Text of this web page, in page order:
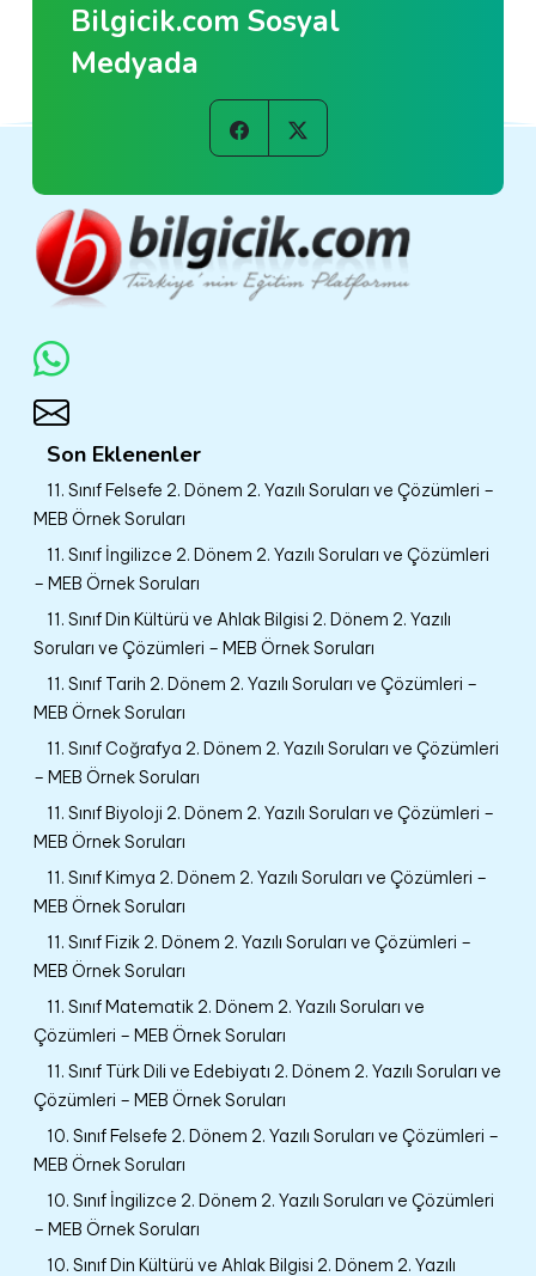
Bilgicik.com Sosyal
Medyada
Son Eklenenler
11. Sınıf Felsefe 2. Dönem 2. Yazılı Soruları ve Çözümleri –
MEB Örnek Soruları
11. Sınıf İngilizce 2. Dönem 2. Yazılı Soruları ve Çözümleri
– MEB Örnek Soruları
11. Sınıf Din Kültürü ve Ahlak Bilgisi 2. Dönem 2. Yazılı
Soruları ve Çözümleri – MEB Örnek Soruları
11. Sınıf Tarih 2. Dönem 2. Yazılı Soruları ve Çözümleri –
MEB Örnek Soruları
11. Sınıf Coğrafya 2. Dönem 2. Yazılı Soruları ve Çözümleri
– MEB Örnek Soruları
11. Sınıf Biyoloji 2. Dönem 2. Yazılı Soruları ve Çözümleri –
MEB Örnek Soruları
11. Sınıf Kimya 2. Dönem 2. Yazılı Soruları ve Çözümleri –
MEB Örnek Soruları
11. Sınıf Fizik 2. Dönem 2. Yazılı Soruları ve Çözümleri –
MEB Örnek Soruları
11. Sınıf Matematik 2. Dönem 2. Yazılı Soruları ve
Çözümleri – MEB Örnek Soruları
11. Sınıf Türk Dili ve Edebiyatı 2. Dönem 2. Yazılı Soruları ve
Çözümleri – MEB Örnek Soruları
10. Sınıf Felsefe 2. Dönem 2. Yazılı Soruları ve Çözümleri –
MEB Örnek Soruları
10. Sınıf İngilizce 2. Dönem 2. Yazılı Soruları ve Çözümleri
– MEB Örnek Soruları
10. Sınıf Din Kültürü ve Ahlak Bilgisi 2. Dönem 2. Yazılı